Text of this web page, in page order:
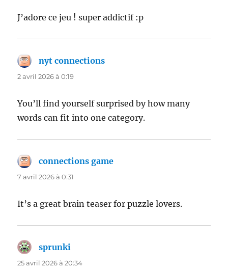
J’adore ce jeu ! super addictif :p
nyt connections
2 avril 2026 à 0:19
You’ll find yourself surprised by how many
words can fit into one category.
connections game
7 avril 2026 à 0:31
It’s a great brain teaser for puzzle lovers.
sprunki
25 avril 2026 à 20:34